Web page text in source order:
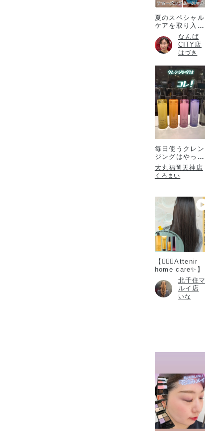
夏のスペシャル
ケアを取り入れ
たい方必見！
なんば
CITY店
はづき
毎日使うクレン
ジングはやっぱ
りアテニア💎
大丸福岡天神店
くろまい
【💆🏻‍♀️Attenir
home care✨】
北千住マ
ルイ店
いな